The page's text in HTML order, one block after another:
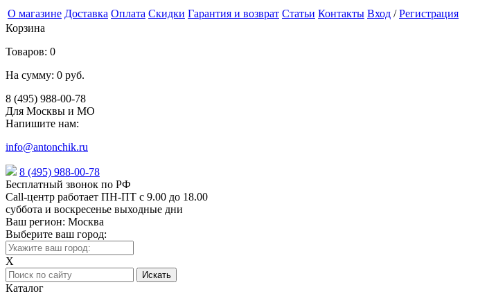
О магазине Доставка Оплата Скидки Гарантия и возврат Статьи Контакты Вход /Регистрация
Корзина
Товаров: 0
На сумму: 0 руб.
8 (495) 988-00-78
Для Москвы и МО
Напишите нам:
info@antonchik.ru
8 (495) 988-00-78
Бесплатный звонок по РФ
Call-центр работает ПН-ПТ с 9.00 до 18.00
суббота и воскресенье выходные дни
Ваш регион: Москва
Выберите ваш город:
X
Каталог